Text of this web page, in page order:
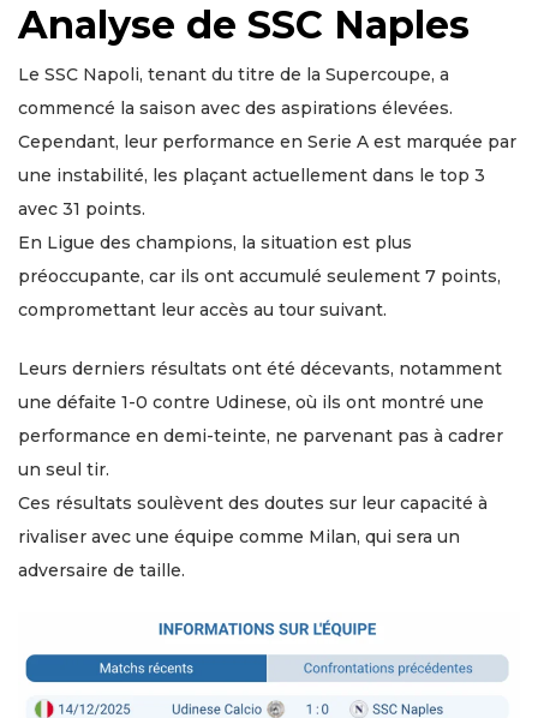
Analyse de SSC Naples
Le SSC Napoli, tenant du titre de la Supercoupe, a
commencé la saison avec des aspirations élevées.
Cependant, leur performance en Serie A est marquée par
une instabilité, les plaçant actuellement dans le top 3
avec 31 points.
En Ligue des champions, la situation est plus
préoccupante, car ils ont accumulé seulement 7 points,
compromettant leur accès au tour suivant.
Leurs derniers résultats ont été décevants, notamment
une défaite 1-0 contre Udinese, où ils ont montré une
performance en demi-teinte, ne parvenant pas à cadrer
un seul tir.
Ces résultats soulèvent des doutes sur leur capacité à
rivaliser avec une équipe comme Milan, qui sera un
adversaire de taille.